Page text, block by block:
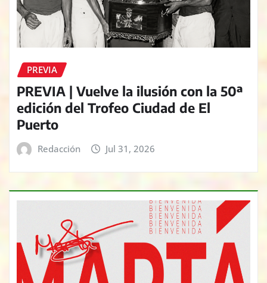
PREVIA
PREVIA | Vuelve la ilusión con la 50ª
edición del Trofeo Ciudad de El
Puerto
Redacción Jul 31, 2026